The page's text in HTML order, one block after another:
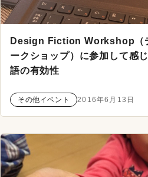
Design Fiction Workshop（
ークショップ）に参加して感
語の有効性
その他イベント 2016年6月13日